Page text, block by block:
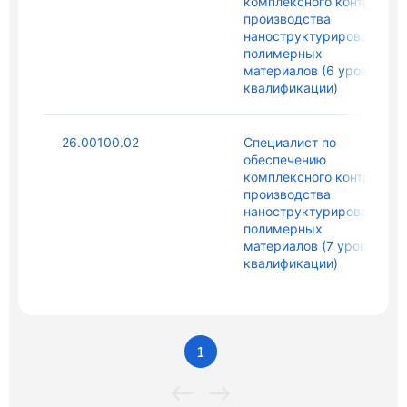
производства
наноструктурированных
полимерных
материалов (6 уровень
квалификации)
26.00100.02
Специалист по
обеспечению
комплексного контроля
производства
наноструктурированных
полимерных
материалов (7 уровень
квалификации)
1